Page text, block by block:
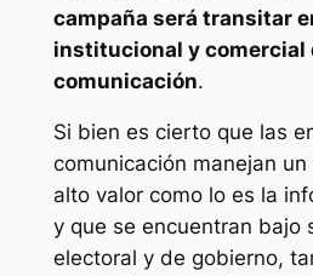
campaña será transitar
institucional y comercial
comunicación.
Si bien es cierto que las
comunicación manejan
alto valor como lo es la
y que se encuentran bajo
electoral y de gobierno,